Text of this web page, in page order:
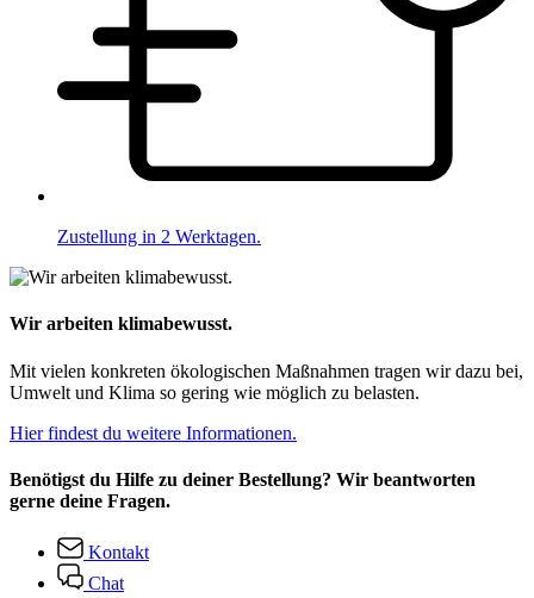
Zustellung in 2 Werktagen.
Wir arbeiten klimabewusst.
Mit vielen konkreten ökologischen Maßnahmen tragen wir dazu bei,
Umwelt und Klima so gering wie möglich zu belasten.
Hier findest du weitere Informationen.
Benötigst du Hilfe zu deiner Bestellung? Wir beantworten
gerne deine Fragen.
Kontakt
Chat